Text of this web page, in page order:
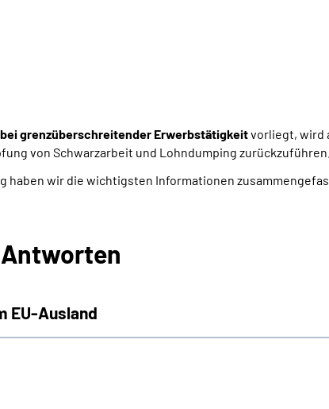
grenzüberschreitender Erwerbstätigkeitvorliegt, wird
von Schwarzarbeit und Lohndumping zurückzuführen.
haben wir die wichtigsten Informationen
EU-Ausland